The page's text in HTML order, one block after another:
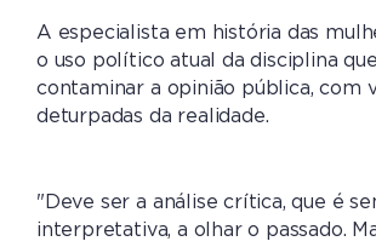
A especialista em história das
o uso político atual da disciplina
contaminar a opinião pública, com
deturpadas da realidade.
"Deve ser a análise crítica, que é
interpretativa, a olhar o passado.